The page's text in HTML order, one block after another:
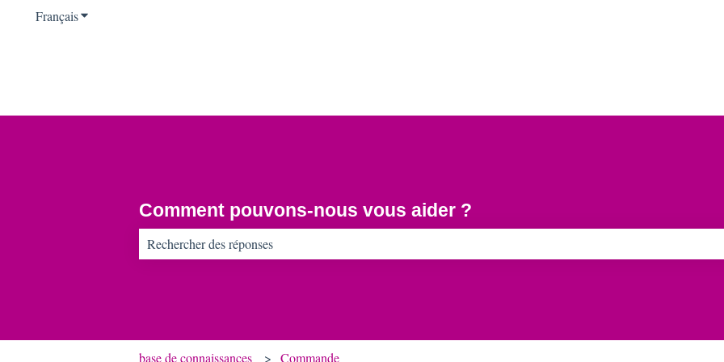
FrançaisAfficher le sous-menu pour les traductions
Comment pouvons-nous vous aider ?
base de connaissances Commande